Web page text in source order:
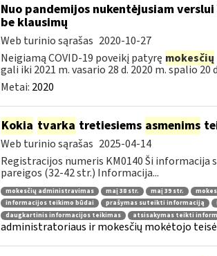
Nuo pandemijos nukentėjusiam
be klausimų
Web turinio sąrašas 2020-10-27
Neigiamą COVID-19 poveikį patyrę mokesčių
gali iki 2021 m. vasario 28 d. 2020 m. spalio 20
Metai: 2020
Kokia tvarka tretiesiems asmenims
Web turinio sąrašas 2025-04-14
Registracijos numeris KM0140 Ši informacija
pareigos (32-42 str.) Informacija...
mokesčių administravimas maį 38 str. maį 39 str.
informacijos teikimo būdai
prašymas suteikti informaciją
daugkartinis informacijos teikimas
atsisakymas teikti
administratoriaus ir mokesčių mokėtojo